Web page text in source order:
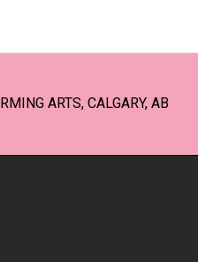
ARTS, CALGARY, AB